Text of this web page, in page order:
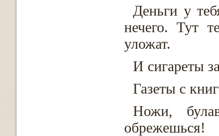
Деньги у
нечего. Тут
уложат.
И сигареты
Газеты с
Ножи,
обрежешься!